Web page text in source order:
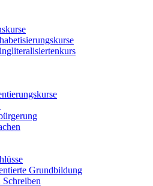
Grundbildung
Schreiben